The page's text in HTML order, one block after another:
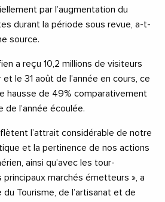
par l’augmentation du
durant la période sous revue, a-t-
source.
a reçu 10,2 millions de visiteurs
le 31 août de l’année en cours, ce
hausse de 49% comparativement
de l’année écoulée.
l’attrait considérable de notre
et la pertinence de nos actions
ainsi qu’avec les tour-
marchés émetteurs », a
Tourisme, de l’artisanat et de